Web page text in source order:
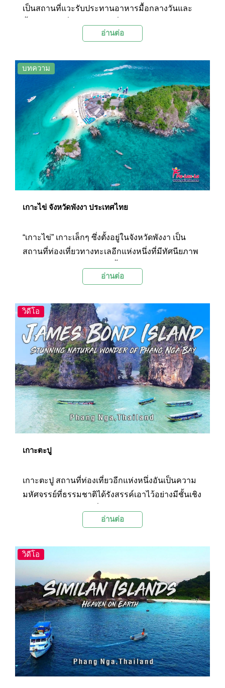
เป็นสถานที่แวะรับประทานอาหารมื้อกลางวันและ
อ่าวพังงา แต่หากนักท่องเที่ยวได้ลองเดินทอดน่อง
อิสลามบนเกาะเล็กๆ ที่น่ารักและมีเอกลักษณ์เฉพาะ
ตัวแห่งนี้จะค้นพบว่ามีหลายๆ สิ่งที่น่าสนใจและ
ตกหลุมรักได้ไม่ยาก
อ่านต่อ
บทความ
เกาะไข่ จังหวัดพังงา ประเทศไทย
“เกาะไข่” เกาะเล็กๆ ซึ่งตั้งอยู่ในจังหวัดพังงา เป็น
สถานที่ท่องเที่ยวทางทะเลอีกแห่งหนึ่งที่มีทัศนียภาพ
สวยมากมายมาแหวกว่ายวนเวียนให้เห็นแม้น้ำตื้นๆ
ไข่
อ่านต่อ
วิดีโอ
เกาะตะปู
เกาะตะปู สถานที่ท่องเที่ยวอีกแห่งหนึ่งอันเป็นความ
มหัศจรรย์ที่ธรรมชาติได้รังสรรค์เอาไว้อย่างมีชั้นเชิง
ตาตัวเองสักครั้งกับรูปทรงแปลกตาและแตกต่างจาก
อ่านต่อ
วิดีโอ